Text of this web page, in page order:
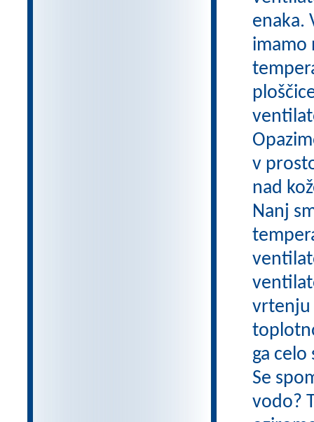
enaka.
imamo
v
nad
Nanj
vrtenju
ga
Se
vodo?